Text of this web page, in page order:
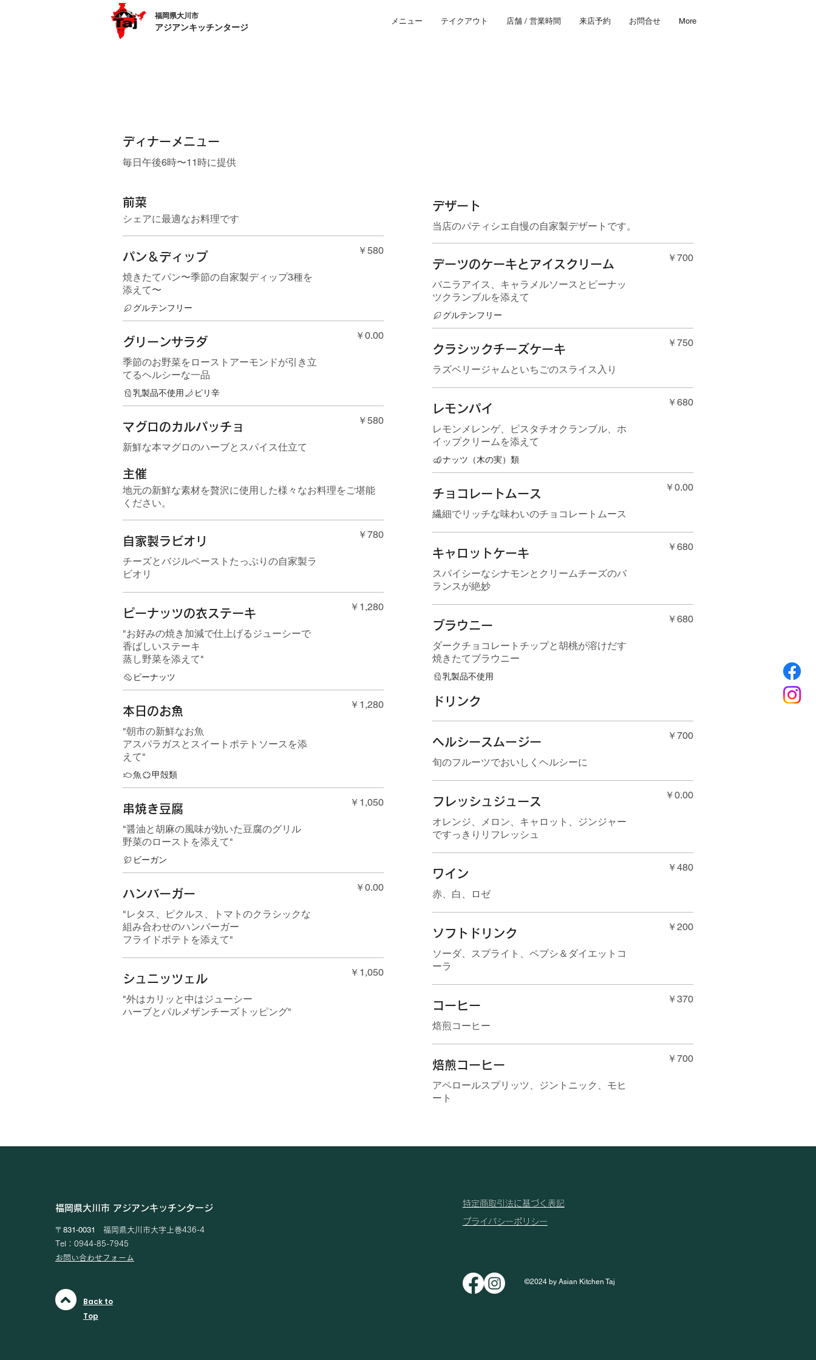
​福岡県大川市
アジアンキッチンタージ
メニュー テイクアウト 店舗 / 営業時間 来店予約 お問合せ More
ディナーメニュー
毎日午後6時〜11時に提供
前菜
シェアに最適なお料理です
パン＆ディップ
焼きたてパン〜季節の自家製ディップ3種を
添えて〜
￥580
グルテンフリー
グリーンサラダ
季節のお野菜をローストアーモンドが引き立
てるヘルシーな一品
￥0.00
乳製品不使用 ピリ辛
マグロのカルパッチョ
新鮮な本マグロのハーブとスパイス仕立て
￥580
主催
地元の新鮮な素材を贅沢に使用した様々なお料理をご堪能
ください。
自家製ラビオリ
チーズとバジルペーストたっぷりの自家製ラ
ビオリ
￥780
ピーナッツの衣ステーキ
"お好みの焼き加減で仕上げるジューシーで
香ばしいステーキ
蒸し野菜を添えて"
￥1,280
ピーナッツ
本日のお魚
"朝市の新鮮なお魚
アスパラガスとスイートポテトソースを添
えて"
￥1,280
魚 甲殻類
串焼き豆腐
"醤油と胡麻の風味が効いた豆腐のグリル
野菜のローストを添えて"
￥1,050
ビーガン
ハンバーガー
"レタス、ピクルス、トマトのクラシックな
組み合わせのハンバーガー
フライドポテトを添えて"
￥0.00
シュニッツェル
"外はカリッと中はジューシー
ハーブとパルメザンチーズトッピング"
￥1,050
デザート
当店のパティシエ自慢の自家製デザートです。
デーツのケーキとアイスクリーム
バニラアイス、キャラメルソースとピーナッ
ツクランブルを添えて
￥700
グルテンフリー
クラシックチーズケーキ
ラズベリージャムといちごのスライス入り
￥750
レモンパイ
レモンメレンゲ、ピスタチオクランブル、ホ
イップクリームを添えて
￥680
ナッツ（木の実）類
チョコレートムース
繊細でリッチな味わいのチョコレートムース
￥0.00
キャロットケーキ
スパイシーなシナモンとクリームチーズのバ
ランスが絶妙
￥680
ブラウニー
ダークチョコレートチップと胡桃が溶けだす
焼きたてブラウニー
￥680
乳製品不使用
ドリンク
ヘルシースムージー
旬のフルーツでおいしくヘルシーに
￥700
フレッシュジュース
オレンジ、メロン、キャロット、ジンジャー
ですっきりリフレッシュ
￥0.00
ワイン
赤、白、ロゼ
￥480
ソフトドリンク
ソーダ、スプライト、ペプシ＆ダイエットコ
ーラ
￥200
コーヒー
焙煎コーヒー
￥370
焙煎コーヒー
アペロールスプリッツ、ジントニック、モヒ
ート
￥700
福岡県大川市 アジアンキッチンタージ
〒831-0031 福岡県大川市大字上巻436-4
Tel：0944-85-7945
​お問い合わせフォーム
Back to
Top
特定商取引法に基づく表記
プライバシーポリシー
​©︎2024 by Asian Kitchen Taj